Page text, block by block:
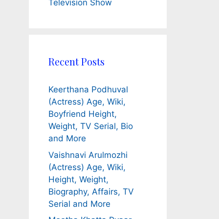
Television Show
Recent Posts
Keerthana Podhuval
(Actress) Age, Wiki,
Boyfriend Height,
Weight, TV Serial, Bio
and More
Vaishnavi Arulmozhi
(Actress) Age, Wiki,
Height, Weight,
Biography, Affairs, TV
Serial and More